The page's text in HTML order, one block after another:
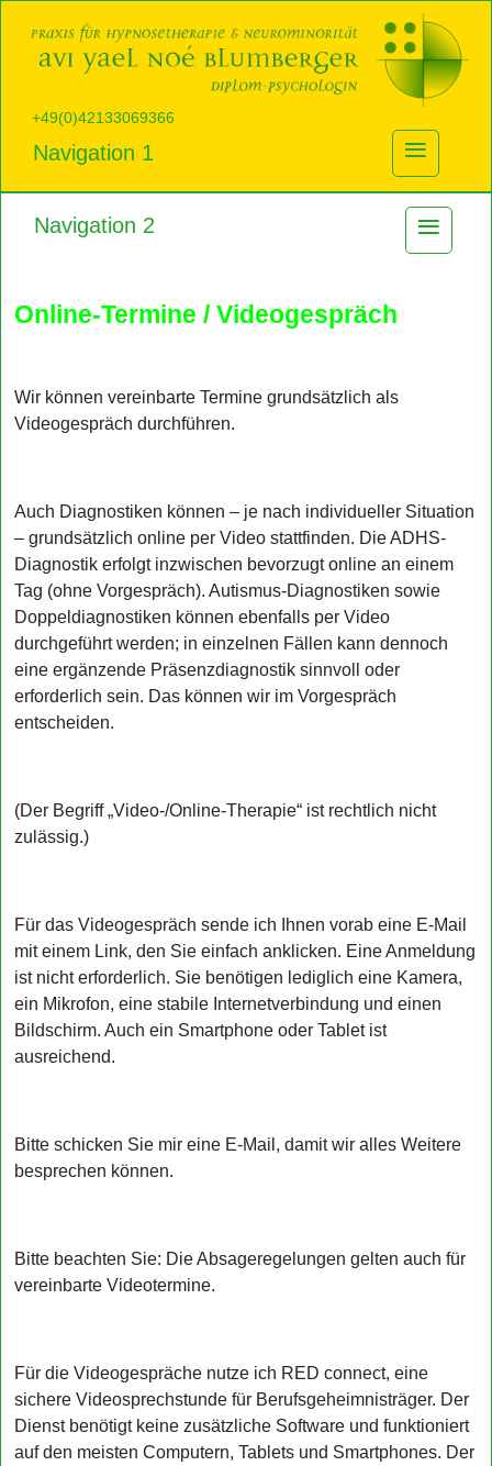
+49(0)42133069366
Navigation 1 ≡
Navigation 2 ≡
Online-Termine / Videogespräch
Wir können vereinbarte Termine grundsätzlich als
Videogespräch durchführen.
Auch Diagnostiken können – je nach individueller Situation
– grundsätzlich online per Video stattfinden. Die ADHS-
Diagnostik erfolgt inzwischen bevorzugt online an einem
Tag (ohne Vorgespräch). Autismus-Diagnostiken sowie
Doppeldiagnostiken können ebenfalls per Video
durchgeführt werden; in einzelnen Fällen kann dennoch
eine ergänzende Präsenzdiagnostik sinnvoll oder
erforderlich sein. Das können wir im Vorgespräch
entscheiden.
(Der Begriff „Video-/Online-Therapie“ ist rechtlich nicht
zulässig.)
Für das Videogespräch sende ich Ihnen vorab eine E-Mail
mit einem Link, den Sie einfach anklicken. Eine Anmeldung
ist nicht erforderlich. Sie benötigen lediglich eine Kamera,
ein Mikrofon, eine stabile Internetverbindung und einen
Bildschirm. Auch ein Smartphone oder Tablet ist
ausreichend.
Bitte schicken Sie mir eine E-Mail, damit wir alles Weitere
besprechen können.
Bitte beachten Sie: Die Absageregelungen gelten auch für
vereinbarte Videotermine.
Für die Videogespräche nutze ich RED connect, eine
sichere Videosprechstunde für Berufsgeheimnisträger. Der
Dienst benötigt keine zusätzliche Software und funktioniert
auf den meisten Computern, Tablets und Smartphones. Der